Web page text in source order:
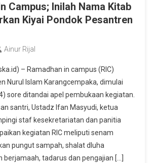
Campus; Inilah Nama Kitab
Kiyai Pondok Pesantren
Ainur Rijal
– Ramadhan in campus (RIC)
Nurul Islam Karangcempaka, dimulai
sore ditandai apel pembukaan kegiatan.
santri, Ustadz Ifan Masyudi, ketua
staf kesekretariatan dan panitia
kegiatan RIC meliputi senam
pungut sampah, shalat dluha
berjamaah, tadarus dan pengajian […]